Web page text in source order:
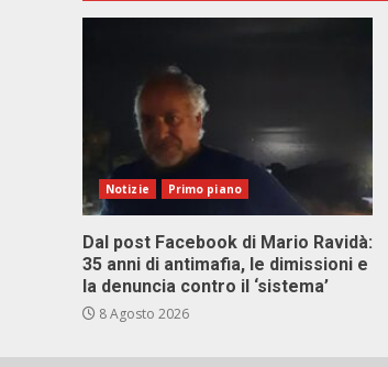
Notizie Primo piano
Dal post Facebook di Mario Ravidà:
35 anni di antimafia, le dimissioni e
la denuncia contro il ‘sistema’
8 Agosto 2026